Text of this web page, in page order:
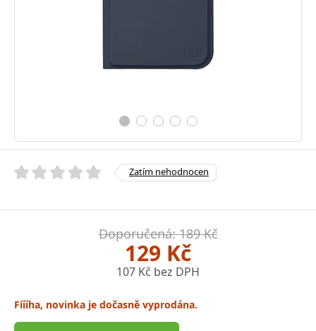
Zatím nehodnocen
Doporučená: 189 Kč
129 Kč
107 Kč bez DPH
Fíííha, novinka je dočasně vyprodána.